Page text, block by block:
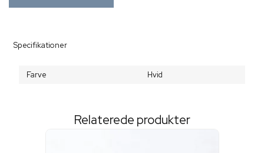
Specifikationer
Farve Hvid
Relaterede produkter